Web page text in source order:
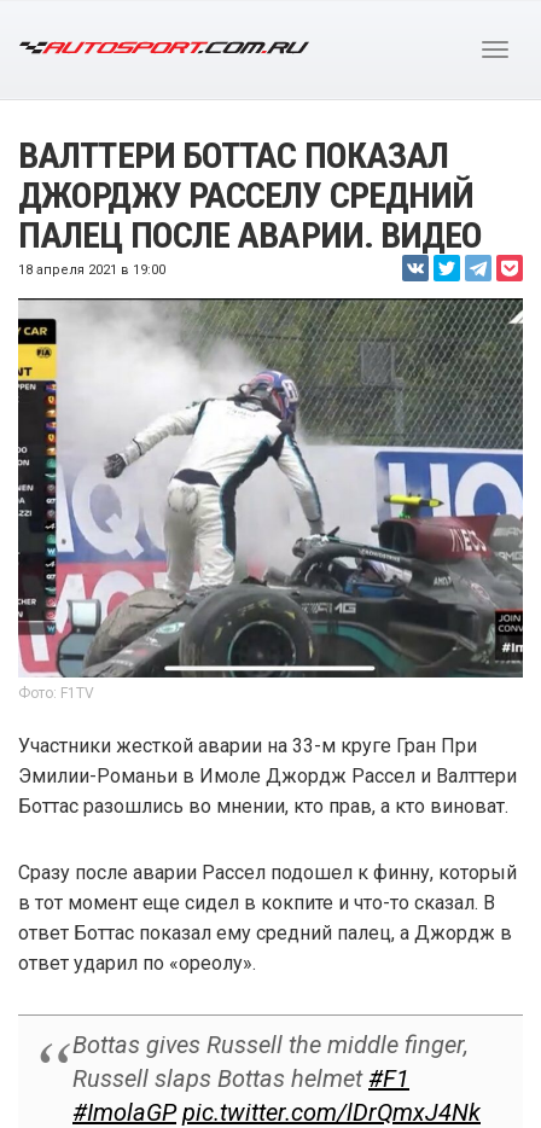
ВАЛТТЕРИ БОТТАС ПОКАЗАЛ
ДЖОРДЖУ РАССЕЛУ СРЕДНИЙ
ПАЛЕЦ ПОСЛЕ АВАРИИ. ВИДЕО
18 апреля 2021 в 19:00
Фото: F1TV
Участники жесткой аварии на 33-м круге Гран При
Эмилии-Романьи в Имоле Джордж Рассел и Валттери
Боттас разошлись во мнении, кто прав, а кто виноват.
Сразу после аварии Рассел подошел к финну, который
в тот момент еще сидел в кокпите и что-то сказал. В
ответ Боттас показал ему средний палец, а Джордж в
ответ ударил по «ореолу».
Bottas gives Russell the middle finger,
Russell slaps Bottas helmet#F1
#ImolaGP pic.twitter.com/lDrQmxJ4Nk